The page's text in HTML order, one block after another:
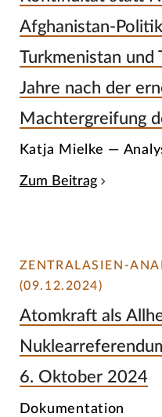
Afghanistan-
Turkmenistan und
Jahre nach der
Machtergreifung
Katja Mielke —
Zum Beitrag
ZENTRALASIEN-
(09.12.2024)
Atomkraft als
6. Oktober 2024
Dokumentation